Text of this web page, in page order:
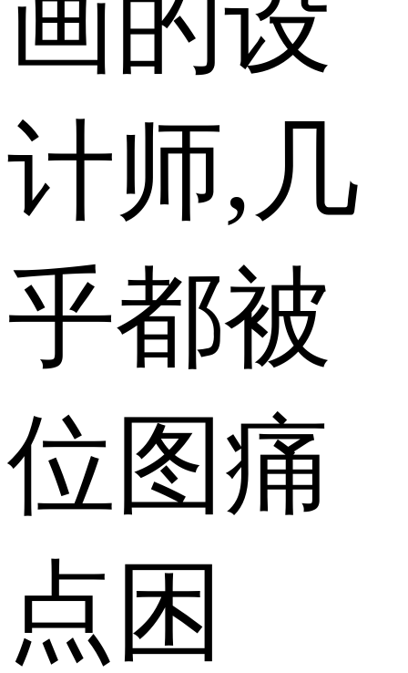
画的设
计师,几
乎都被
位图痛
点困